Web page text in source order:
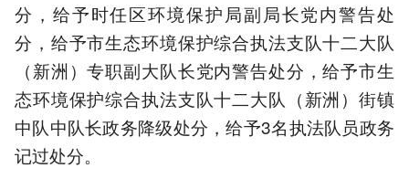
分，给予时任区环境保护局副局长党内警告处
分，给予市生态环境保护综合执法支队十二大队
（新洲）专职副大队长党内警告处分，给予市生
态环境保护综合执法支队十二大队（新洲）街镇
中队中队长政务降级处分，给予3名执法队员政务
记过处分。